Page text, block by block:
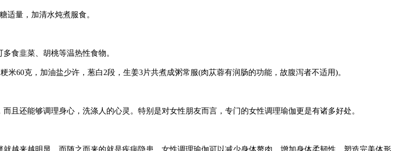
量，加清水炖煮服食。
食韭菜、胡桃等温热性食物。
60克，加油盐少许，葱白2段，生姜3片共煮成粥常服(肉苁蓉有润肠的功能，故腹泻者不适用)。
还能够调理身心，洗涤人的心灵。特别是对女性朋友而言，专门的女性调理瑜伽更是有诸多好处。
来越明显，而随之而来的就是疾病隐患，女性调理瑜伽可以减少身体赘肉，增加身体柔韧性，塑造完美体形。